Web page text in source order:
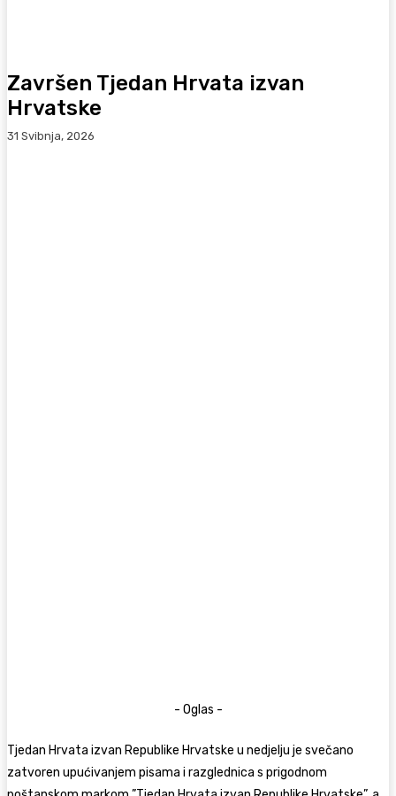
Završen Tjedan Hrvata izvan
Hrvatske
31 Svibnja, 2026
- Oglas -
Tjedan Hrvata izvan Republike Hrvatske u nedjelju je svečano
zatvoren upućivanjem pisama i razglednica s prigodnom